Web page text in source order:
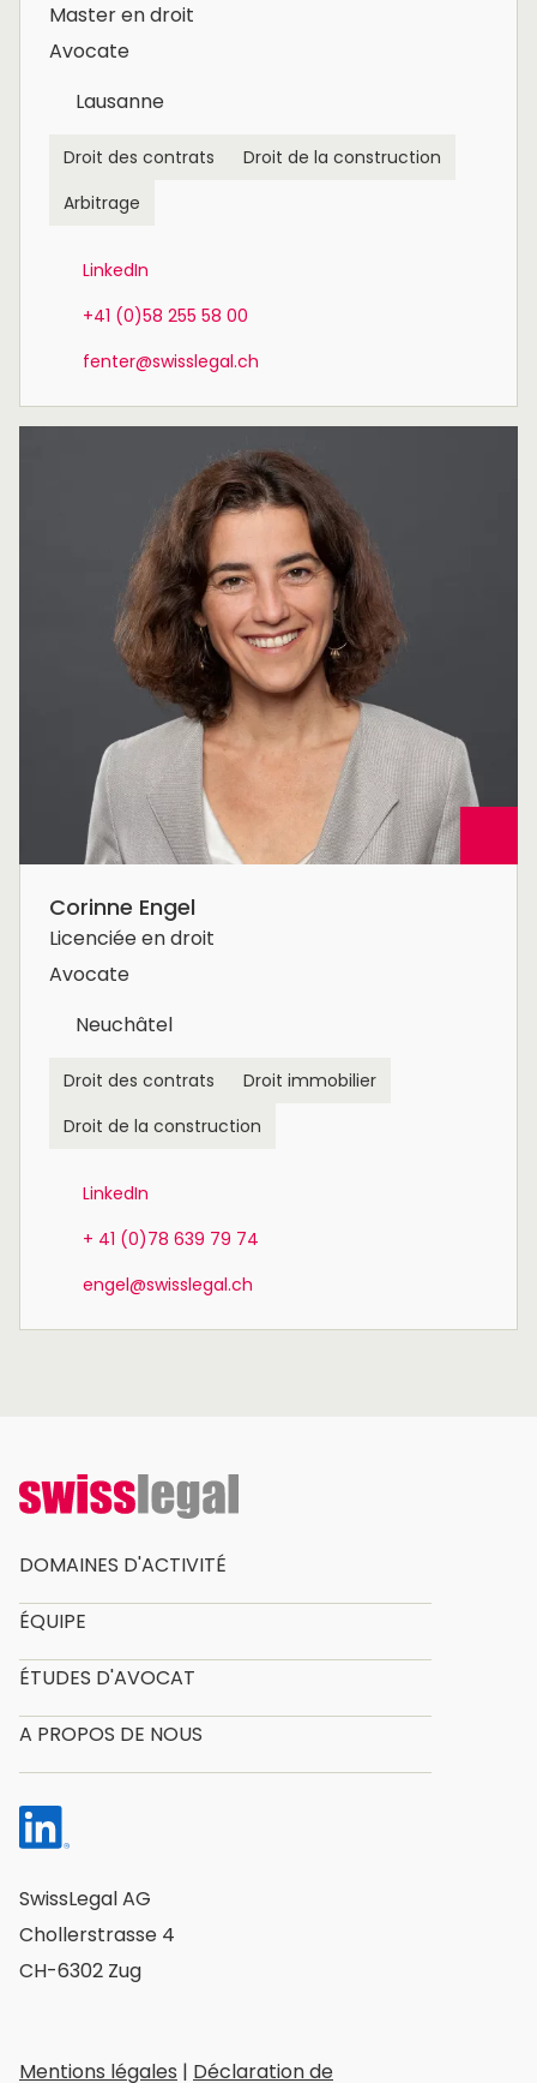
Master en droit
Avocate
Lausanne
Droit des contrats
Droit de la construction
Arbitrage
LinkedIn
+41 (0)58 255 58 00
fenter@swisslegal.ch
Corinne Engel
Licenciée en droit
Avocate
Neuchâtel
Droit des contrats
Droit immobilier
Droit de la construction
LinkedIn
+ 41 (0)78 639 79 74
engel@swisslegal.ch
DOMAINES D'ACTIVITÉ
ÉQUIPE
ÉTUDES D'AVOCAT
A PROPOS DE NOUS
SwissLegal AG
Chollerstrasse 4
CH-6302 Zug
Mentions légales | Déclaration de